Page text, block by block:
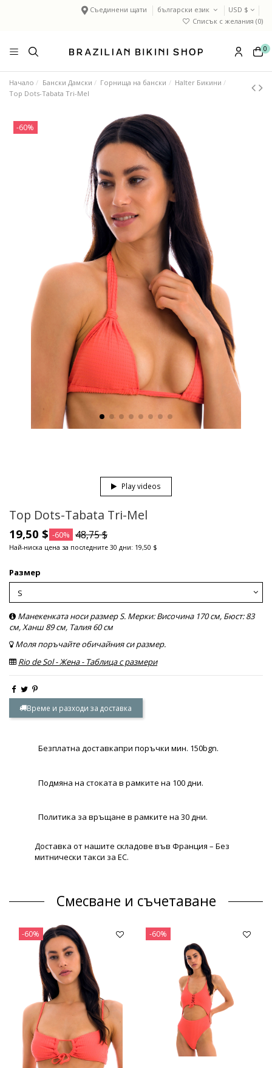
Съединени щати български език
USD $
Списък с желания (0)
0
Начало Бански Дамски Горнища на бански
Halter Бикини
Top Dots-Tabata Tri-Mel
-60%
Play videos
Top Dots-Tabata Tri-Mel
19,50 $ -60% 48,75 $
Най-ниска цена за последните 30 дни: 19,50 $
Размер
Манекенката носи размер S. Мерки: Височина 170 см, Бюст: 83
см, Ханш 89 см, Талия 60 см
Моля поръчайте обичайния си размер.
Rio de Sol - Жена - Таблица с размери
Време и разходи за доставка
Безплатна доставкапри поръчки мин. 150bgn.
Подмяна на стоката в рамките на 100 дни.
Политика за връщане в рамките на 30 дни.
Доставка от нашите складове във Франция – Без
митнически такси за ЕС.
Смесване и съчетаване
-60% -60%